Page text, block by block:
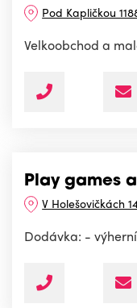
Pod Kapličkou
Velkoobchod a
Play games
V Holešovičkách
Dodávka: -